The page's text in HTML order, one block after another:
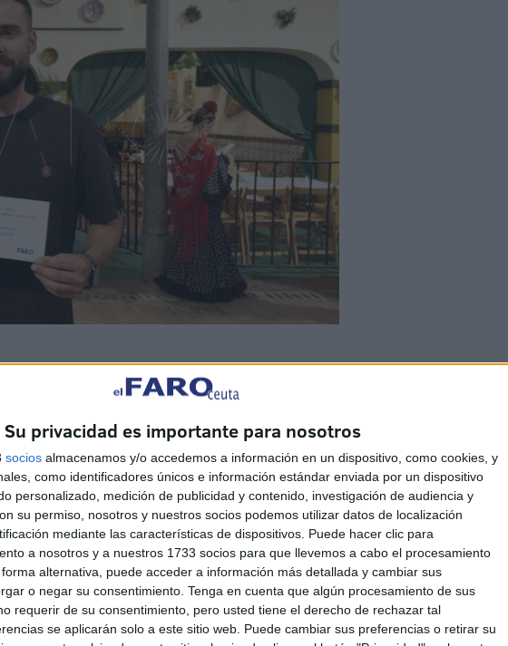
Su privacidad es importante para nosotros
socios almacenamos y/o accedemos a información en un dispositivo, como cookies, y
como identificadores únicos e información estándar enviada por un dispositivo
personalizado, medición de publicidad y contenido, investigación de audiencia y
su permiso, nosotros y nuestros socios podemos utilizar datos de localización
mediante las características de dispositivos. Puede hacer clic para
a nosotros y a nuestros 1733 socios para que llevemos a cabo el procesamiento
alternativa, puede acceder a información más detallada y cambiar sus
o negar su consentimiento. Tenga en cuenta que algún procesamiento de sus
requerir de su consentimiento, pero usted tiene el derecho de rechazar tal
se aplicarán solo a este sitio web. Puede cambiar sus preferencias o retirar su
que es en Facebook y de premio se ha llevado
de este año de las Fiestas